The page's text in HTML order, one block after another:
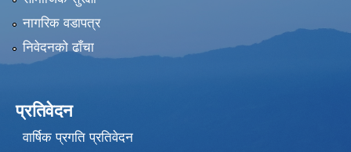
नागरिक वडापत्र
निवेदनको ढाँचा
प्रतिवेदन
वार्षिक प्रगति प्रतिवेदन